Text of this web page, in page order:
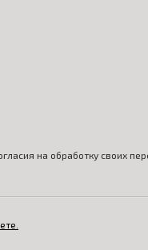
на обработку своих